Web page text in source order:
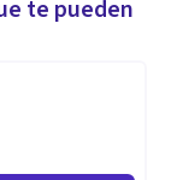
te pueden